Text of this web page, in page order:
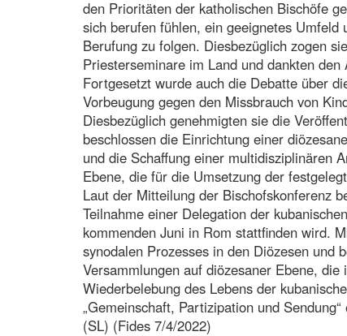
den Prioritäten der katholischen Bischöfe
sich berufen fühlen, ein geeignetes
Berufung zu folgen. Diesbezüglich zogen
Priesterseminare im Land und dankten
Fortgesetzt wurde auch die Debatte über
Vorbeugung gegen den Missbrauch von
Diesbezüglich genehmigten sie die
beschlossen die Einrichtung einer
und die Schaffung einer multidisziplinären
Ebene, die für die Umsetzung der
Laut der Mitteilung der Bischofskonferenz
Teilnahme einer Delegation der
kommenden Juni in Rom stattfinden wird.
synodalen Prozesses in den Diözesen und
Versammlungen auf diözesaner Ebene,
Wiederbelebung des Lebens der
„Gemeinschaft, Partizipation und
(SL) (Fides 7/4/2022)